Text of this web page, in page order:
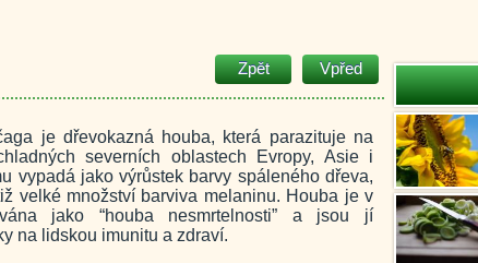
Zpět Vpřed
je dřevokazná houba, která parazituje na
severních oblastech Evropy, Asie i
vypadá jako výrůstek barvy spáleného dřeva,
velké množství barviva melaninu. Houba je v
jako “houba nesmrtelnosti” a jsou jí
na lidskou imunitu a zdraví.